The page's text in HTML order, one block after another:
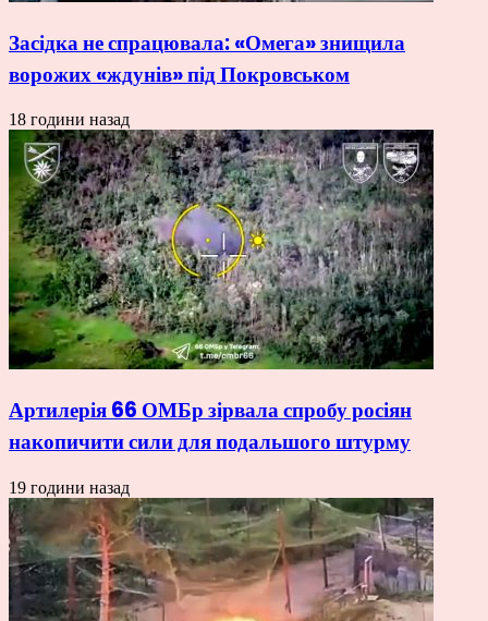
Засідка не спрацювала: «Омега» знищила
ворожих «ждунів» під Покровськом
18 години назад
Артилерія 66 ОМБр зірвала спробу росіян
накопичити сили для подальшого штурму
19 години назад